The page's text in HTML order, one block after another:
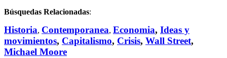
Búsquedas Relacionadas:
Historia, Contemporanea, Economia, Ideas y
movimientos, Capitalismo, Crisis, Wall Street,
Michael Moore